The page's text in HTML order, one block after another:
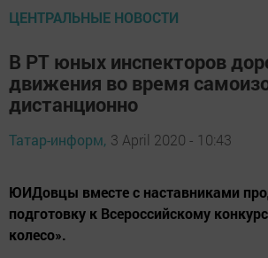
ЦЕНТРАЛЬНЫЕ НОВОСТИ
В РТ юных инспекторов
движения во время
дистанционно
Татар-информ, 3 April 2020 - 10:43
ЮИДовцы вместе с наставниками
подготовку к Всероссийскому
колесо».